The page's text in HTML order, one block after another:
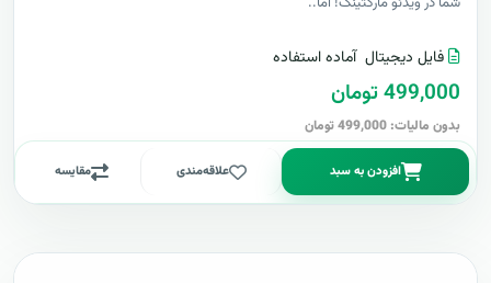
فایل دیجیتال آماده استفاده
499,000 تومان
بدون مالیات: 499,000 تومان
افزودن به سبد علاقه‌مندی مقایسه